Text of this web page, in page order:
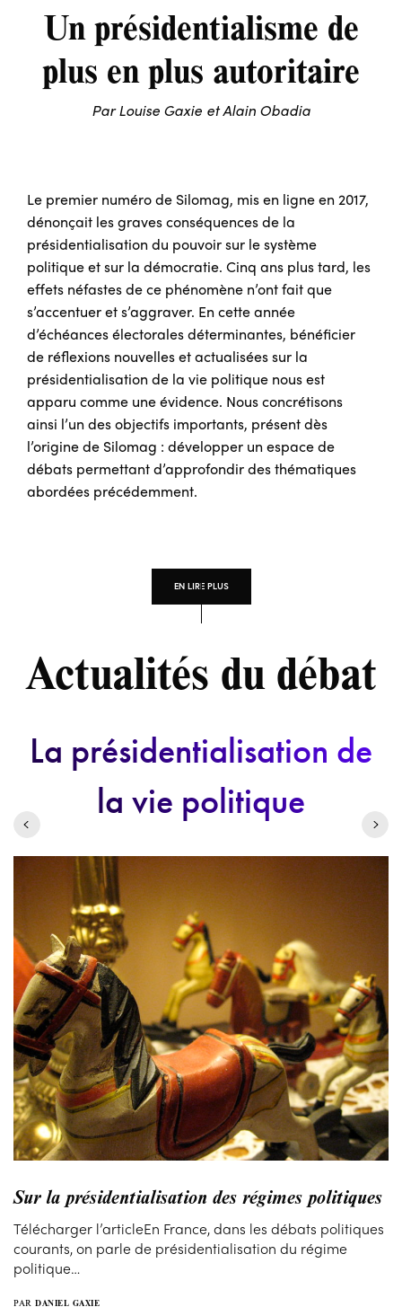
Un présidentialisme de
plus en plus autoritaire
Par Louise Gaxie et Alain Obadia
Le premier numéro de Silomag, mis en ligne en 2017,
dénonçait les graves conséquences de la
présidentialisation du pouvoir sur le système
politique et sur la démocratie. Cinq ans plus tard, les
effets néfastes de ce phénomène n’ont fait que
s’accentuer et s’aggraver. En cette année
d’échéances électorales déterminantes, bénéficier
de réflexions nouvelles et actualisées sur la
présidentialisation de la vie politique nous est
apparu comme une évidence. Nous concrétisons
ainsi l’un des objectifs importants, présent dès
l’origine de Silomag : développer un espace de
débats permettant d’approfondir des thématiques
abordées précédemment.
EN LIRE PLUS
Actualités du débat
La présidentialisation de
la vie politique
Sur la présidentialisation des régimes politiques
Télécharger l’articleEn France, dans les débats politiques
courants, on parle de présidentialisation du régime
politique…
PAR DANIEL GAXIE